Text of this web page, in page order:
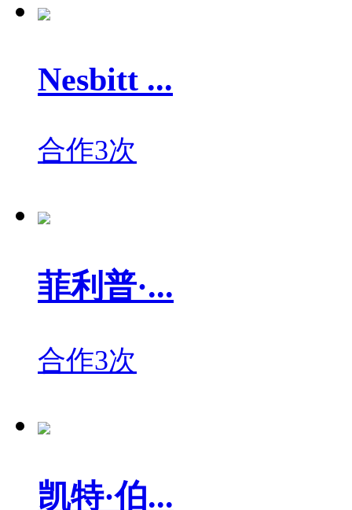
Nesbitt ...
合作3次
菲利普·...
合作3次
凯特·伯...